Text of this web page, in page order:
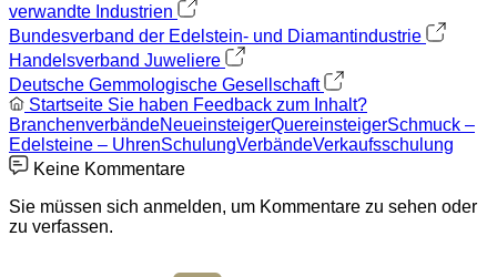
verwandte Industrien
Bundesverband der Edelstein- und Diamantindustrie
Handelsverband Juweliere
Deutsche Gemmologische Gesellschaft
Startseite Sie haben Feedback zum Inhalt?
BranchenverbändeNeueinsteigerQuereinsteigerSchmuck –
Edelsteine – UhrenSchulungVerbändeVerkaufsschulung
Keine Kommentare
Sie müssen sich anmelden, um Kommentare zu sehen oder
zu verfassen.